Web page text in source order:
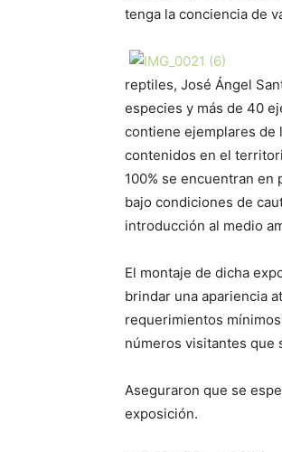
tenga la conciencia de
reptiles, José Ángel
especies y más de 40
contiene ejemplares de
contenidos en el
100% se encuentran
bajo condiciones de
introducción al medio
El montaje de dicha
brindar una apariencia
requerimientos
números visitantes que
Aseguraron que se
exposición.